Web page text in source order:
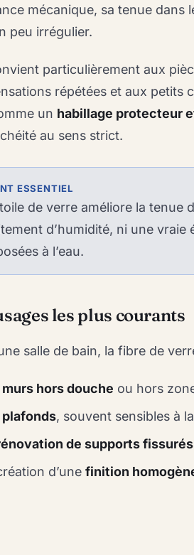
mécanique, sa tenue dans
peu irrégulier.
particulièrement aux
répétées et aux petits
un habillage protecteur
au sens strict.
ESSENTIEL
de verre améliore la tenue
d’humidité, ni une
à l’eau.
les plus courants
salle de bain, la fibre de
murs hors douche ou hors
plafonds, souvent sensibles à
de supports fissurés
d’une finition